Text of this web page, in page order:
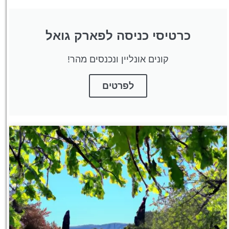
כרטיסי כניסה לפארק גואל
קונים אונליין ונכנסים מהר!
לפרטים